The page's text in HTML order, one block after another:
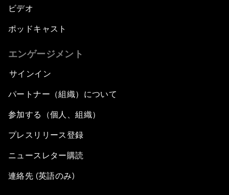
ビデオ
ポッドキャスト
エンゲージメント
サインイン
パートナー（組織）について
参加する（個人、組織）
プレスリリース登録
ニュースレター購読
連絡先 (英語のみ)